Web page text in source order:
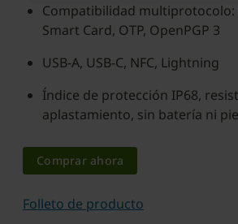
Compatibilidad multiprotocolo:
Smart Card, OTP, OpenPGP 3
USB-A, USB-C, NFC, Lightning
Índice de protección IP68,
aplastamiento, sin batería ni
Comprar ahora
Folleto de producto